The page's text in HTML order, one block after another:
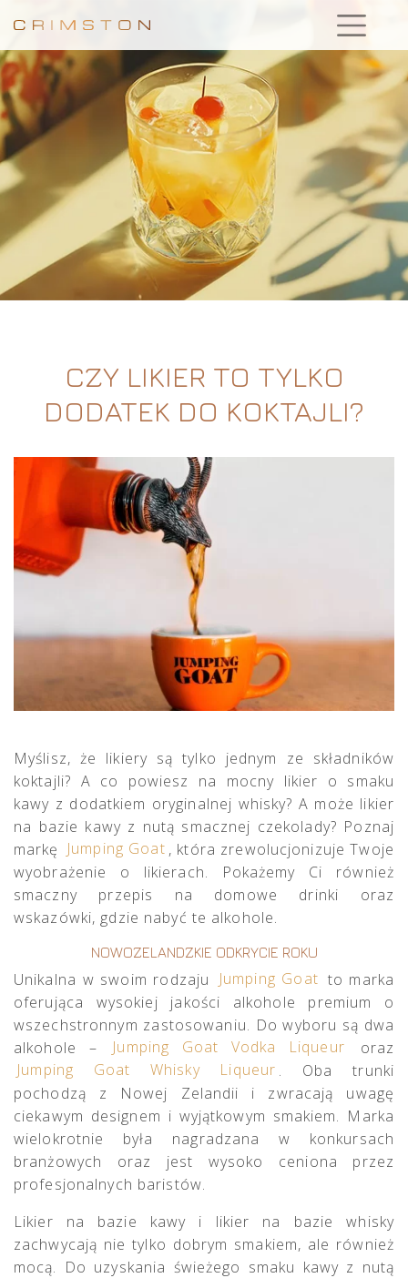
CZY LIKIER TO TYLKO
DODATEK DO KOKTAJLI?
Myślisz, że likiery są tylko jednym ze składników
koktajli? A co powiesz na mocny likier o smaku
kawy z dodatkiem oryginalnej whisky? A może likier
na bazie kawy z nutą smacznej czekolady? Poznaj
markę Jumping Goat , która zrewolucjonizuje Twoje
wyobrażenie o likierach. Pokażemy Ci również
smaczny przepis na domowe drinki oraz
wskazówki, gdzie nabyć te alkohole.
NOWOZELANDZKIE ODKRYCIE ROKU
Unikalna w swoim rodzaju Jumping Goat to marka
oferująca wysokiej jakości alkohole premium o
wszechstronnym zastosowaniu. Do wyboru są dwa
alkohole –
Jumping Goat Vodka Liqueur
oraz
Jumping Goat Whisky Liqueur . Oba trunki
pochodzą z Nowej Zelandii i zwracają uwagę
ciekawym designem i wyjątkowym smakiem. Marka
wielokrotnie była nagradzana w konkursach
branżowych oraz jest wysoko ceniona przez
profesjonalnych baristów.
Likier na bazie kawy i likier na bazie whisky
zachwycają nie tylko dobrym smakiem, ale również
mocą. Do uzyskania świeżego smaku kawy z nutą